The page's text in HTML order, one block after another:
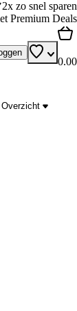
2x zo snel sparen
Premium Deals
0.00
Overzicht